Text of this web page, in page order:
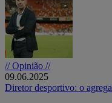
// Opinião //
09.06.2025
Diretor desportivo: o